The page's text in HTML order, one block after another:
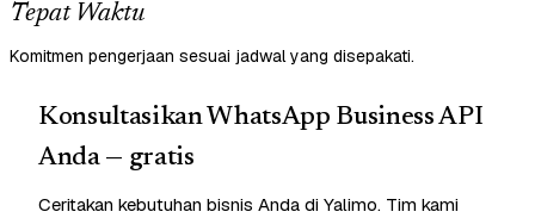
Tepat Waktu
Komitmen pengerjaan sesuai jadwal yang disepakati.
Konsultasikan WhatsApp Business API
Anda — gratis
Ceritakan kebutuhan bisnis Anda di Yalimo. Tim kami